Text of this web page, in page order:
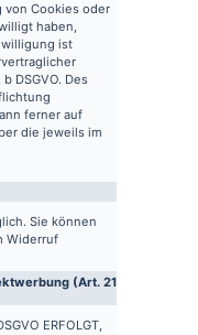
von Cookies oder
haben,
ist
DSGVO. Des
ferner auf
die jeweils im
Sie können
Widerruf
(Art. 21
ERFOLGT,